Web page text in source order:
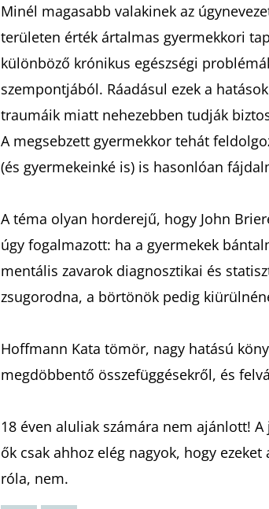
Minél magasabb valakinek az
területen érték ártalmas gyermekkori
különböző krónikus egészségi
szempontjából. Ráadásul ezek a
traumáik miatt nehezebben tudják
A megsebzett gyermekkor tehát
(és gyermekeinké is) is hasonlóan
A téma olyan horderejű, hogy John
úgy fogalmazott: ha a gyermekek
mentális zavarok diagnosztikai és
zsugorodna, a börtönök pedig
Hoffmann Kata tömör, nagy hatású
megdöbbentő összefüggésekről, és
18 éven aluliak számára nem ajánlott!
ők csak ahhoz elég nagyok, hogy
róla, nem.